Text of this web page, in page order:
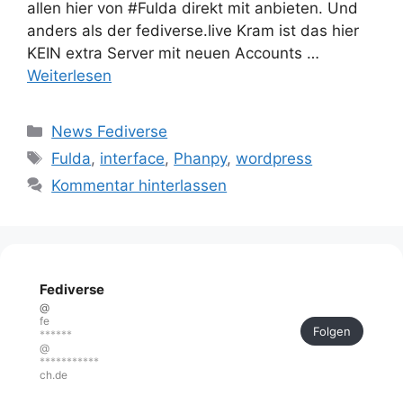
allen hier von #Fulda direkt mit anbieten. Und
anders als der fediverse.live Kram ist das hier
KEIN extra Server mit neuen Accounts …
Weiterlesen
Kategorien
News Fediverse
Schlagwörter
Fulda, interface, Phanpy,wordpress
Kommentar hinterlassen
Fediverse
@
fe
******
@
***********
ch.de
Folgen